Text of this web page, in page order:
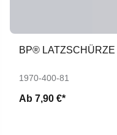
BP® LATZSCHÜRZE
1970-400-81
Ab 7,90 €*